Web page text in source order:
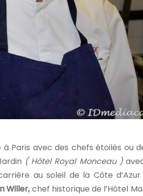
avec des chefs étoilés ou
( Hôtel Royal Monceau )
au soleil de la Côte
Willer,chef historique de l’Hôtel